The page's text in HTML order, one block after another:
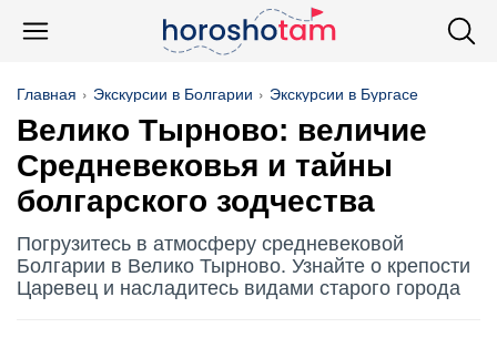
Главная Экскурсии в Болгарии Экскурсии в Бургасе
Велико Тырново: величие
Средневековья и тайны
болгарского зодчества
Погрузитесь в атмосферу средневековой
Болгарии в Велико Тырново. Узнайте о крепости
Царевец и насладитесь видами старого города